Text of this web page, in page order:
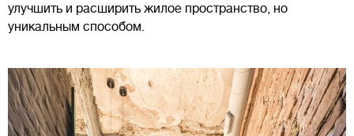
улучшить и расширить жилое пространство, но
уникальным способом.